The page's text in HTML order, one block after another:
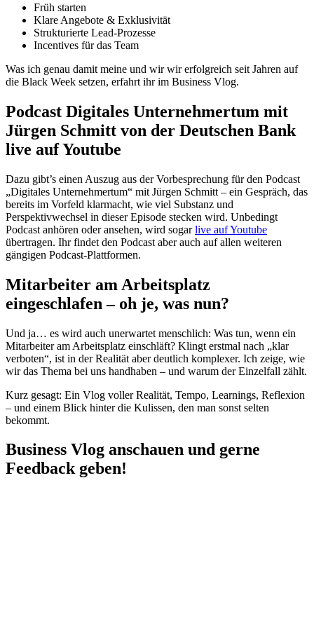
Früh starten
Klare Angebote & Exklusivität
Strukturierte Lead-Prozesse
Incentives für das Team
Was ich genau damit meine und wir wir erfolgreich seit Jahren auf
die Black Week setzen, erfahrt ihr im Business Vlog.
Podcast Digitales Unternehmertum mit
Jürgen Schmitt von der Deutschen Bank
live auf Youtube
Dazu gibt’s einen Auszug aus der Vorbesprechung für den Podcast
„Digitales Unternehmertum“ mit Jürgen Schmitt – ein Gespräch, das
bereits im Vorfeld klarmacht, wie viel Substanz und
Perspektivwechsel in dieser Episode stecken wird. Unbedingt
Podcast anhören oder ansehen, wird sogarlive auf Youtube
übertragen. Ihr findet den Podcast aber auch auf allen weiteren
gängigen Podcast-Plattformen.
Mitarbeiter am Arbeitsplatz
eingeschlafen – oh je, was nun?
Und ja… es wird auch unerwartet menschlich: Was tun, wenn ein
Mitarbeiter am Arbeitsplatz einschläft? Klingt erstmal nach „klar
verboten“, ist in der Realität aber deutlich komplexer. Ich zeige, wie
wir das Thema bei uns handhaben – und warum der Einzelfall zählt.
Kurz gesagt: Ein Vlog voller Realität, Tempo, Learnings, Reflexion
– und einem Blick hinter die Kulissen, den man sonst selten
bekommt.
Business Vlog anschauen und gerne
Feedback geben!